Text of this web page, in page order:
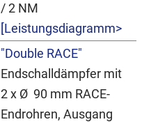
/ 2 NM
[Leistungsdiagramm>
"Double RACE"
Endschalldämpfer mit
2 x Ø 90 mm RACE-
Endrohren, Ausgang